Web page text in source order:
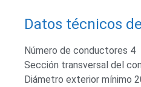
Datos técnicos
Número de conductores 4
Sección transversal del
Diámetro exterior mínimo